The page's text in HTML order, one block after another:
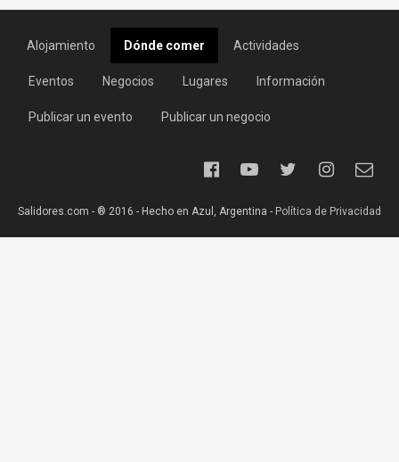
Alojamiento Dónde comer Actividades
Eventos Negocios Lugares Información
Publicar un evento Publicar un negocio
Salidores.com - ® 2016 - Hecho en Azul, Argentina - Política de Privacidad